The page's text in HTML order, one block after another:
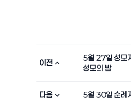
이전
5월 27일 성모
성모의 밤
다음 5월 30일 순례